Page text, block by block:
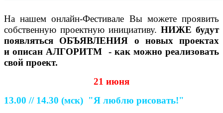
На нашем онлайн-Фестивале Вы можете проявить
собственную проектную инициативу. НИЖЕ будут
появляться ОБЪЯВЛЕНИЯ о новых проектах
иописан АЛГОРИТМ - как можно реализовать
свой проект.
21 июня
13.00 // 14.30 (мск) "Я люблю рисовать!"